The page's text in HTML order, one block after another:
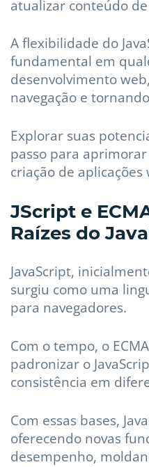
atualizar conteúdo
A flexibilidade do
fundamental em
desenvolvimento
navegação e
Explorar suas
passo para
criação de aplicações
JScript e
Raízes do
JavaScript,
surgiu como uma
para navegadores.
Com o tempo, o
padronizar o
consistência em
Com essas bases,
oferecendo novas
desempenho,